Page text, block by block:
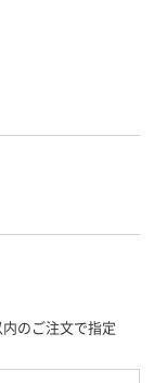
のご注文で指定